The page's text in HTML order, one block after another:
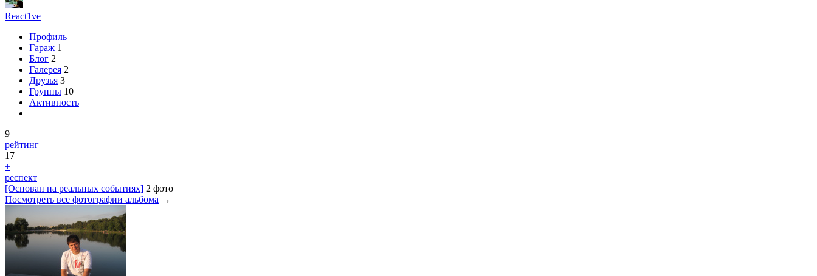
React1ve
Профиль
Гараж 1
Блог 2
Галерея 2
Друзья 3
Группы 10
Активность
9
рейтинг
17
+
респект
[Oснован на реальных событиях] 2 фото
Посмотреть все фотографии альбома →